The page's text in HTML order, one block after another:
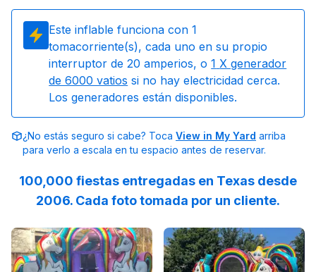
Este inflable funciona con 1
tomacorriente(s), cada uno en su propio
interruptor de 20 amperios, o 1 X generador
de 6000 vatios si no hay electricidad cerca.
Los generadores están disponibles.
¿No estás seguro si cabe? Toca View in My Yard arriba
para verlo a escala en tu espacio antes de reservar.
100,000 fiestas entregadas en Texas desde
2006. Cada foto tomada por un cliente.
Reviewed onGoogleReviewsbyDRA Wise
Reviewed onGoogleReviews